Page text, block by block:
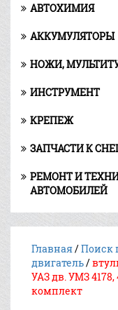
АВТОХИМИЯ
АККУМУЛЯТОРЫ
НОЖИ,
ИНСТРУМЕНТ
КРЕПЕЖ
ЗАПЧАСТИ К
РЕМОНТ И
АВТОМОБИЛЕЙ
Главная/Поиск
двигатель/
УАЗ дв. УМЗ 4178,
комплект